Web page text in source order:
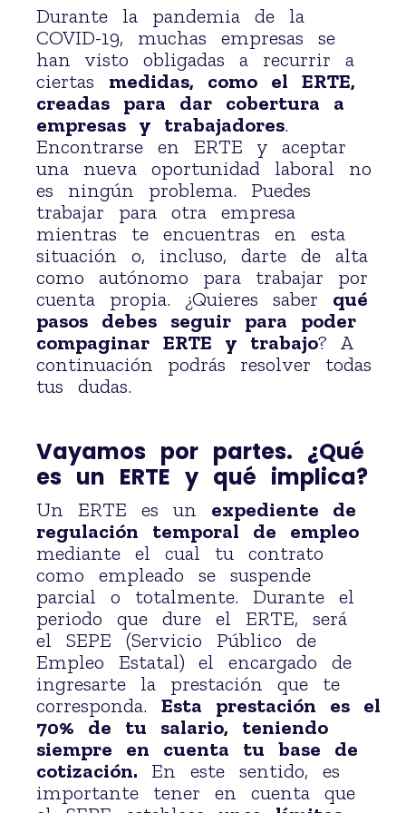
Durante la pandemia de la
COVID-19, muchas empresas se
han visto obligadas a recurrir a
ciertas medidas, como el ERTE,
creadas para dar cobertura a
empresas y trabajadores.
Encontrarse en ERTE y aceptar
una nueva oportunidad laboral no
es ningún problema. Puedes
trabajar para otra empresa
mientras te encuentras en esta
situación o, incluso, darte de alta
como autónomo para trabajar por
cuenta propia. ¿Quieres saber qué
pasos debes seguir para poder
compaginar ERTE y trabajo? A
continuación podrás resolver todas
tus dudas.
Vayamos por partes. ¿Qué
es un ERTE y qué implica?
Un ERTE es un expediente de
regulación temporal de empleo
mediante el cual tu contrato
como empleado se suspende
parcial o totalmente. Durante el
periodo que dure el ERTE, será
el SEPE (Servicio Público de
Empleo Estatal) el encargado de
ingresarte la prestación que te
corresponda. Esta prestación es el
70% de tu salario, teniendo
siempre en cuenta tu base de
cotización. En este sentido, es
importante tener en cuenta que